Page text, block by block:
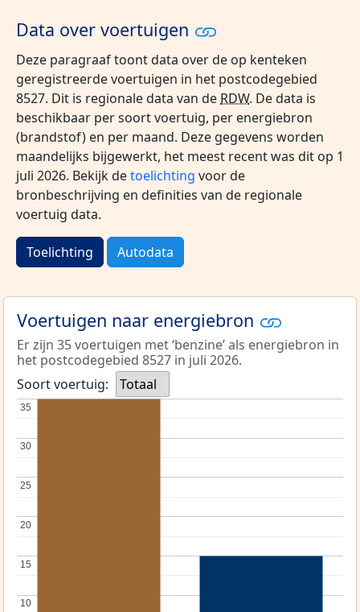
Data over voertuigen
Deze paragraaf toont data over de op kenteken
geregistreerde voertuigen in het postcodegebied
8527. Dit is regionale data van de RDW. De data is
beschikbaar per soort voertuig, per energiebron
(brandstof) en per maand. Deze gegevens worden
maandelijks bijgewerkt, het meest recent was dit op 1
juli 2026. Bekijk detoelichting voor de
bronbeschrijving en definities van de regionale
voertuig data.
Toelichting Autodata
Voertuigen naar energiebron
Er zijn 35 voertuigen met ‘benzine’ als energiebron in
het postcodegebied 8527 in juli 2026.
Soort voertuig:
Totaal
10
10
15
15
20
20
25
25
30
30
35
35